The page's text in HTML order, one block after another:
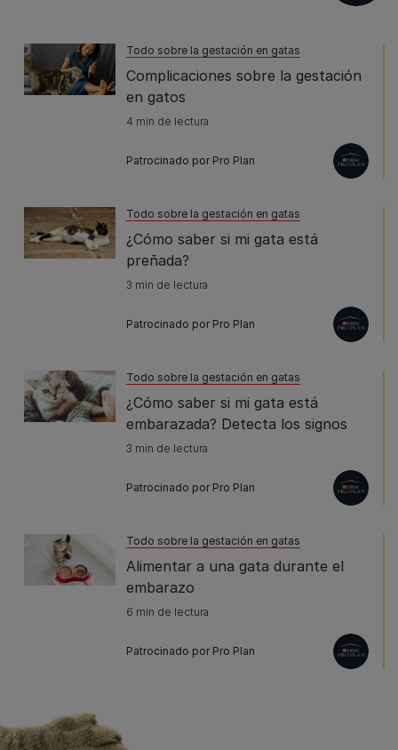
Todo sobre la gestación en gatas
Complicaciones sobre la gestación
en gatos
4 min de lectura
Patrocinado por Pro Plan
Todo sobre la gestación en gatas
¿Cómo saber si mi gata está
preñada?
3 min de lectura
Patrocinado por Pro Plan
Todo sobre la gestación en gatas
¿Cómo saber si mi gata está
embarazada? Detecta los signos
3 min de lectura
Patrocinado por Pro Plan
Todo sobre la gestación en gatas
Alimentar a una gata durante el
embarazo
6 min de lectura
Patrocinado por Pro Plan